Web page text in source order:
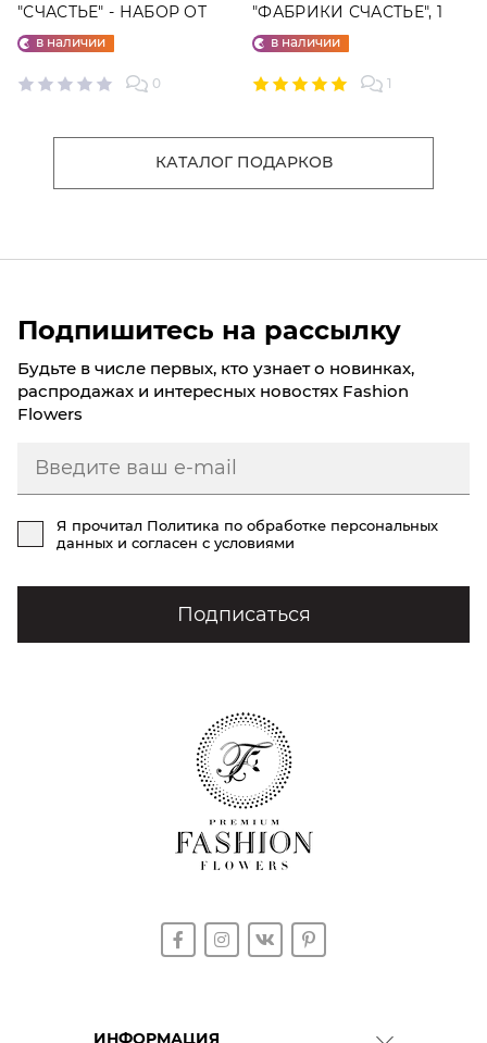
"СЧАСТЬЕ" - НАБОР ОТ
"ФАБРИКИ СЧАСТЬЕ"
в наличии
0
"ФАБРИКИ СЧАСТЬЕ", 1
ШТ.в наличии
1
КАТАЛОГ ПОДАРКОВ
Подпишитесь на рассылку
Будьте в числе первых, кто узнает о новинках,
распродажах и интересных новостях Fashion
Flowers
Я прочитал Политика по обработке персональных
данных и согласен с условиями
Подписаться
ИНФОРМАЦИЯ